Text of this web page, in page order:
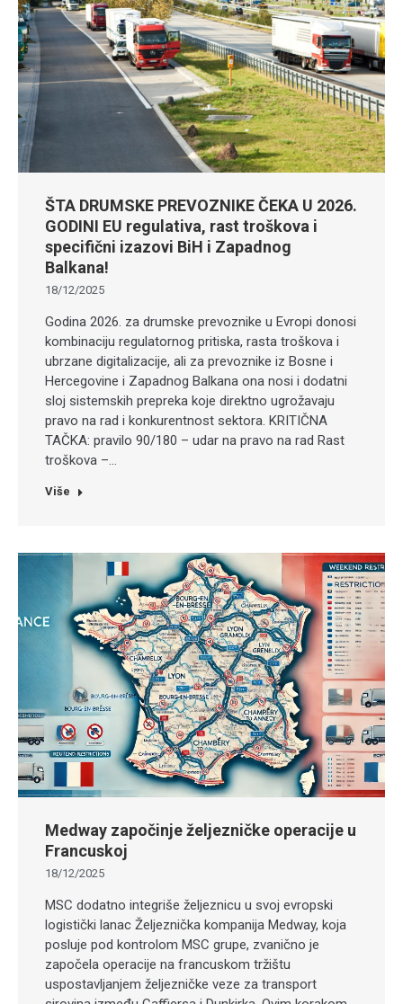
ŠTA DRUMSKE PREVOZNIKE ČEKA U 2026.
GODINI EU regulativa, rast troškova i
specifični izazovi BiH i Zapadnog
Balkana!
18/12/2025
Godina 2026. za drumske prevoznike u Evropi donosi
kombinaciju regulatornog pritiska, rasta troškova i
ubrzane digitalizacije, ali za prevoznike iz Bosne i
Hercegovine i Zapadnog Balkana ona nosi i dodatni
sloj sistemskih prepreka koje direktno ugrožavaju
pravo na rad i konkurentnost sektora. KRITIČNA
TAČKA: pravilo 90/180 – udar na pravo na rad Rast
troškova –…
Više
Medway započinje željezničke operacije u
Francuskoj
18/12/2025
MSC dodatno integriše željeznicu u svoj evropski
logistički lanac Željeznička kompanija Medway, koja
posluje pod kontrolom MSC grupe, zvanično je
započela operacije na francuskom tržištu
uspostavljanjem željezničke veze za transport